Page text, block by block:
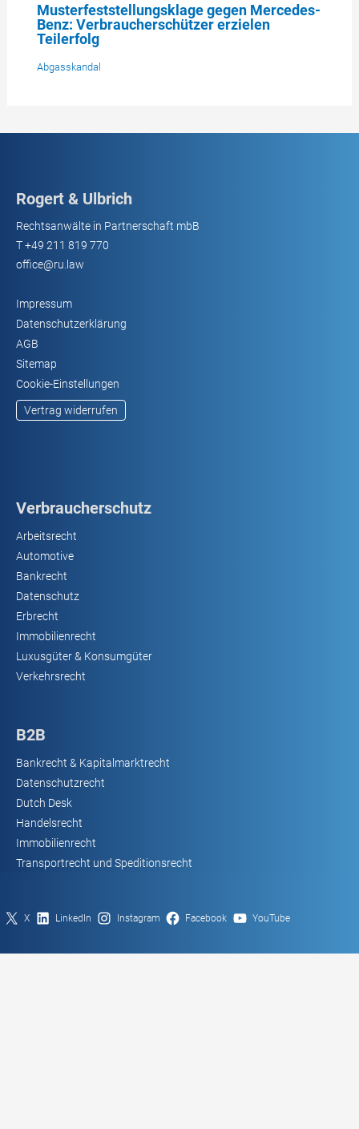
Musterfeststellungsklage gegen Mercedes-
Benz: Verbraucherschützer erzielen
Teilerfolg
Abgasskandal
Rogert & Ulbrich
Rechtsanwälte in Partnerschaft mbB
T+49 211 819 770
office@ru.law
Impressum
Datenschutzerklärung
AGB
Sitemap
Cookie-Einstellungen
Vertrag widerrufen
Verbraucherschutz
Arbeitsrecht
Automotive
Bankrecht
Datenschutz
Erbrecht
Immobilienrecht
Luxusgüter & Konsumgüter
Verkehrsrecht
B2B
Bankrecht & Kapitalmarktrecht
Datenschutzrecht
Dutch Desk
Handelsrecht
Immobilienrecht
Transportrecht und Speditionsrecht
X LinkedIn Instagram Facebook YouTube